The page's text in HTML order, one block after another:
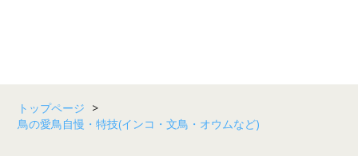
トップページ >
鳥の愛鳥自慢・特技(インコ・文鳥・オウムなど)